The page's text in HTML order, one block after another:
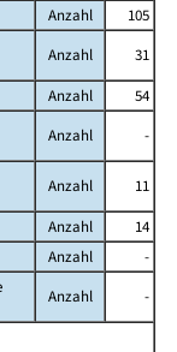
Anzahl
105
Anzahl
31
Anzahl
54
Anzahl
-
Anzahl
11
Anzahl
14
Anzahl
-
Anzahl
-